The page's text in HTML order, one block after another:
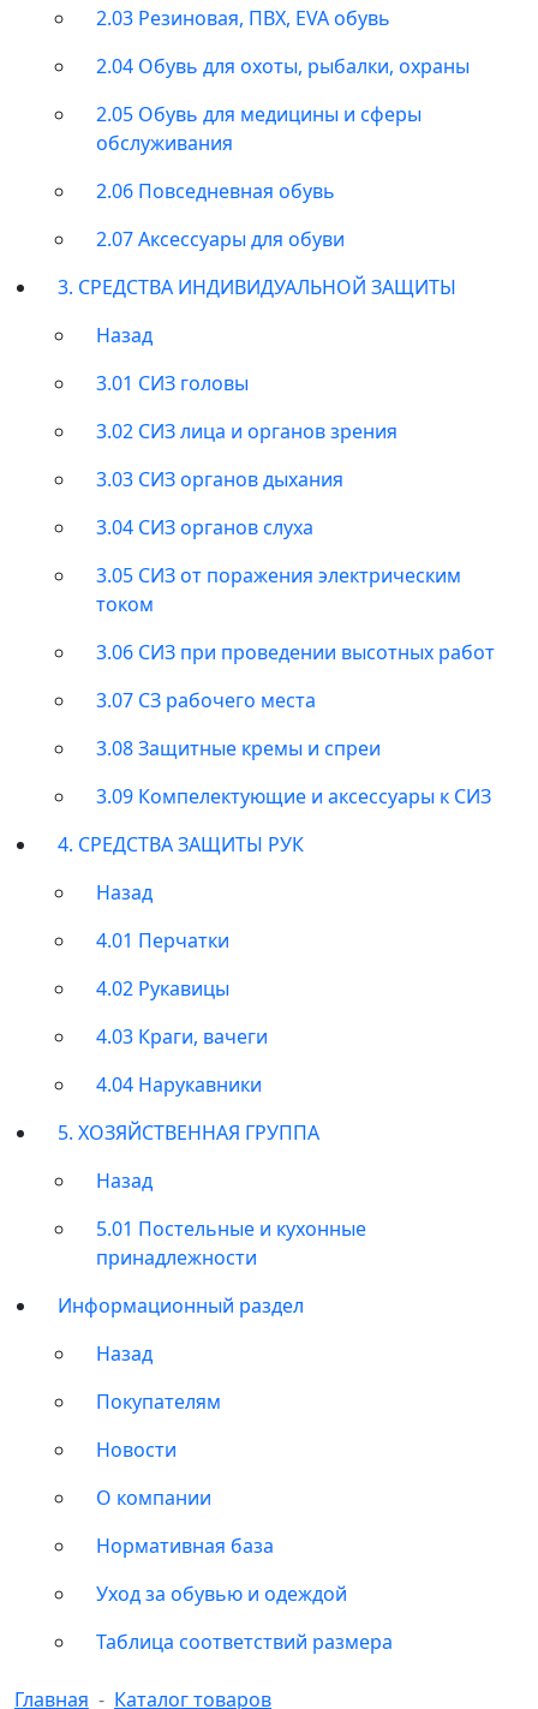
2.03 Резиновая, ПВХ, EVA обувь
2.04 Обувь для охоты, рыбалки, охраны
2.05 Обувь для медицины и сферы
обслуживания
2.06 Повседневная обувь
2.07 Аксессуары для обуви
3. СРЕДСТВА ИНДИВИДУАЛЬНОЙ ЗАЩИТЫ
Назад
3.01 СИЗ головы
3.02 СИЗ лица и органов зрения
3.03 СИЗ органов дыхания
3.04 СИЗ органов слуха
3.05 СИЗ от поражения электрическим
током
3.06 СИЗ при проведении высотных работ
3.07 СЗ рабочего места
3.08 Защитные кремы и спреи
3.09 Компелектующие и аксессуары к СИЗ
4. СРЕДСТВА ЗАЩИТЫ РУК
Назад
4.01 Перчатки
4.02 Рукавицы
4.03 Краги, вачеги
4.04 Нарукавники
5. ХОЗЯЙСТВЕННАЯ ГРУППА
Назад
5.01 Постельные и кухонные
принадлежности
Информационный раздел
Назад
Покупателям
Новости
О компании
Нормативная база
Уход за обувью и одеждой
Таблица соответствий размера
Главная Каталог товаров